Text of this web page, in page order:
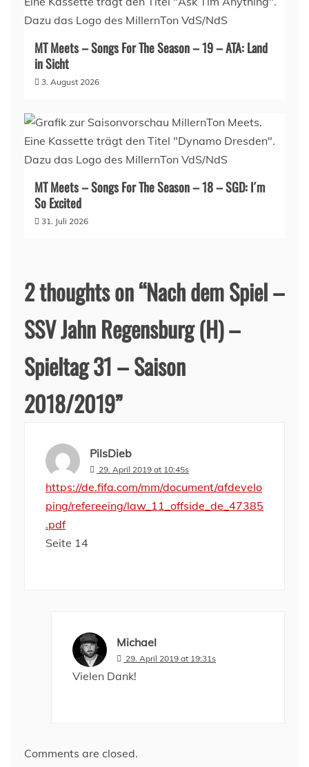
MT Meets – Songs For The Season – 19 – ATA: Land
in Sicht
3. August 2026
MT Meets – Songs For The Season – 18 – SGD: I´m
So Excited
31. Juli 2026
2 thoughts on “Nach dem Spiel –
SSV Jahn Regensburg (H) –
Spieltag 31 – Saison
2018/2019”
PilsDieb
29. April 2019 at 10:45s
https://de.fifa.com/mm/document/afdevelo
ping/refereeing/law_11_offside_de_47385
.pdf
Seite 14
Michael
29. April 2019 at 19:31s
Vielen Dank!
Comments are closed.